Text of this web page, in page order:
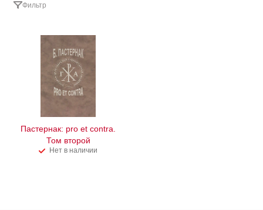
Фильтр
Пастернак: pro et contra.
Том второй
Нет в наличии